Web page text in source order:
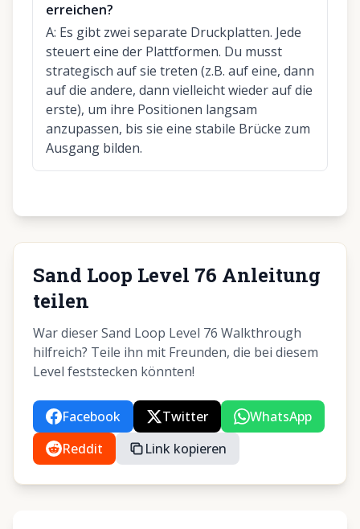
erreichen?
A: Es gibt zwei separate Druckplatten. Jede
steuert eine der Plattformen. Du musst
strategisch auf sie treten (z.B. auf eine, dann
auf die andere, dann vielleicht wieder auf die
erste), um ihre Positionen langsam
anzupassen, bis sie eine stabile Brücke zum
Ausgang bilden.
Sand Loop Level 76 Anleitung
teilen
War dieser Sand Loop Level 76 Walkthrough
hilfreich? Teile ihn mit Freunden, die bei diesem
Level feststecken könnten!
Facebook Twitter
WhatsApp
Reddit
Link kopieren